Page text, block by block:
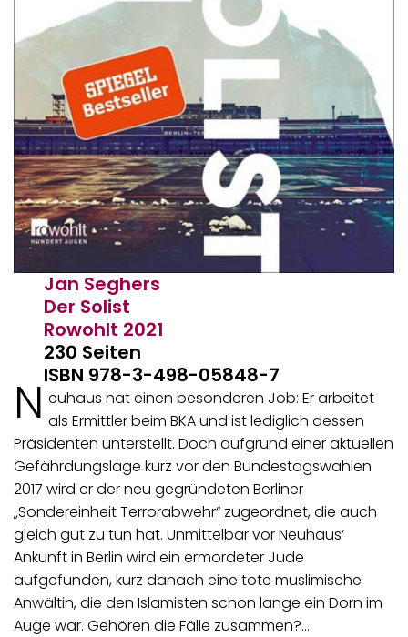
Jan Seghers
Der Solist
Rowohlt 2021
230 Seiten
ISBN 978-3-498-05848-7
N euhaus hat einen besonderen Job: Er arbeitet
als Ermittler beim BKA und ist lediglich dessen
Präsidenten unterstellt. Doch aufgrund einer aktuellen
Gefährdungslage kurz vor den Bundestagswahlen
2017 wird er der neu gegründeten Berliner
„Sondereinheit Terrorabwehr“ zugeordnet, die auch
gleich gut zu tun hat. Unmittelbar vor Neuhaus‘
Ankunft in Berlin wird ein ermordeter Jude
aufgefunden, kurz danach eine tote muslimische
Anwältin, die den Islamisten schon lange ein Dorn im
Auge war. Gehören die Fälle zusammen?…